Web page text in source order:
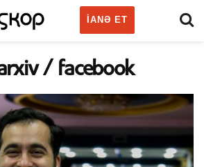
IANƏ ET
/ facebook